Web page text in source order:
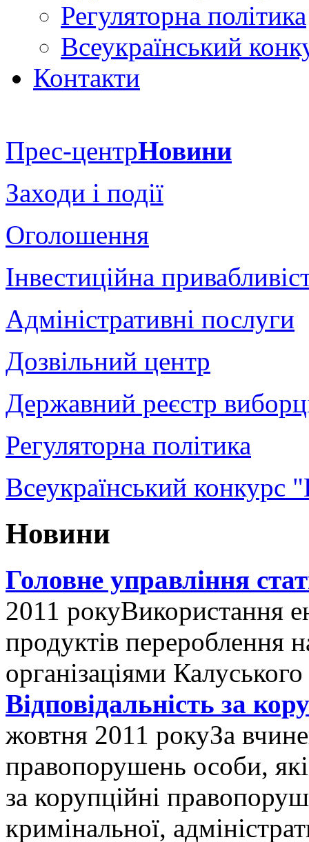
Регуляторна політика
Всеукраїнський
Контакти
Прес-центрНовини
Заходи і події
Оголошення
Інвестиційна
Адміністративні послуги
Дозвільний центр
Державний реєстр
Регуляторна політика
Всеукраїнський конкурс
Новини
Головне управління
2011 рокуВикористання
продуктів перероблення
організаціями
Відповідальність за
жовтня 2011 рокуЗа
правопорушень особи, які
за корупційні
кримінальної,